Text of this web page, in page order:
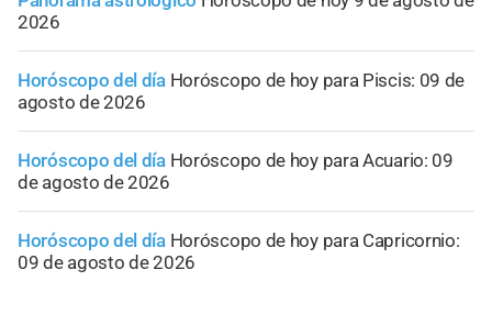
2026
Horóscopo del día Horóscopo de hoy para Piscis: 09 de
agosto de 2026
Horóscopo del día Horóscopo de hoy para Acuario: 09
de agosto de 2026
Horóscopo del día Horóscopo de hoy para Capricornio:
09 de agosto de 2026